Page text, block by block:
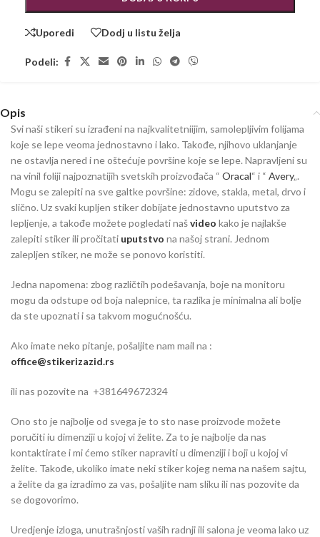
Uporedi Dodj u listu želja
Podeli:
Opis
Svi naši stikeri su izrađeni na najkvalitetniijim, samolepljivim folijama
koje se lepe veoma jednostavno i lako. Takođe, njihovo uklanjanje
ne ostavlja nered i ne oštećuje površine koje se lepe. Napravljeni su
na vinil foliji najpoznatijih svetskih proizvođača “ Oracal“ i “ Avery„.
Mogu se zalepiti na sve galtke površine: zidove, stakla, metal, drvo i
slično. Uz svaki kupljen stiker dobijate jednostavno uputstvo za
lepljenje, a takođe možete pogledati našvideo kako je najlakše
zalepiti stiker ili pročitati uputstvo na našoj strani. Jednom
zalepljen stiker, ne može se ponovo koristiti.
Jedna napomena: zbog različtih podešavanja, boje na monitoru
mogu da odstupe od boja nalepnice, ta razlika je minimalna ali bolje
da ste upoznati i sa takvom mogućnošću.
Ako imate neko pitanje, pošaljite nam mail na :
office@stikerizazid.rs
ili nas pozovite na +381649672324
Ono sto je najbolje od svega je to sto nase proizvode možete
poručiti iu dimenziji u kojoj vi želite. Za to je najbolje da nas
kontaktirate i mi ćemo stiker napraviti u dimenziji i boji u kojoj vi
želite. Takođe, ukoliko imate neki stiker kojeg nema na našem sajtu,
a želite da ga izradimo za vas, pošaljite nam sliku ili nas pozovite da
se dogovorimo.
Uredjenje izloga, unutrašnjosti vaših radnji ili salona je veoma lako uz